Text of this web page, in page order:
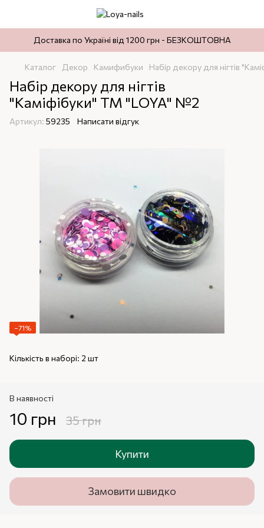
Доставка по Україні від 1200 грн - БЕЗКОШТОВНА
Каталог Декор Камифибуки Набір декору для нігтів
Набір декору для нігтів
"Каміфібуки" ТМ "LOYA" №2
Артикул: 59235 Написати відгук
−71%
Кількість в наборі: 2 шт
В наявності
10 грн 35 грн
Купити
Замовити швидко